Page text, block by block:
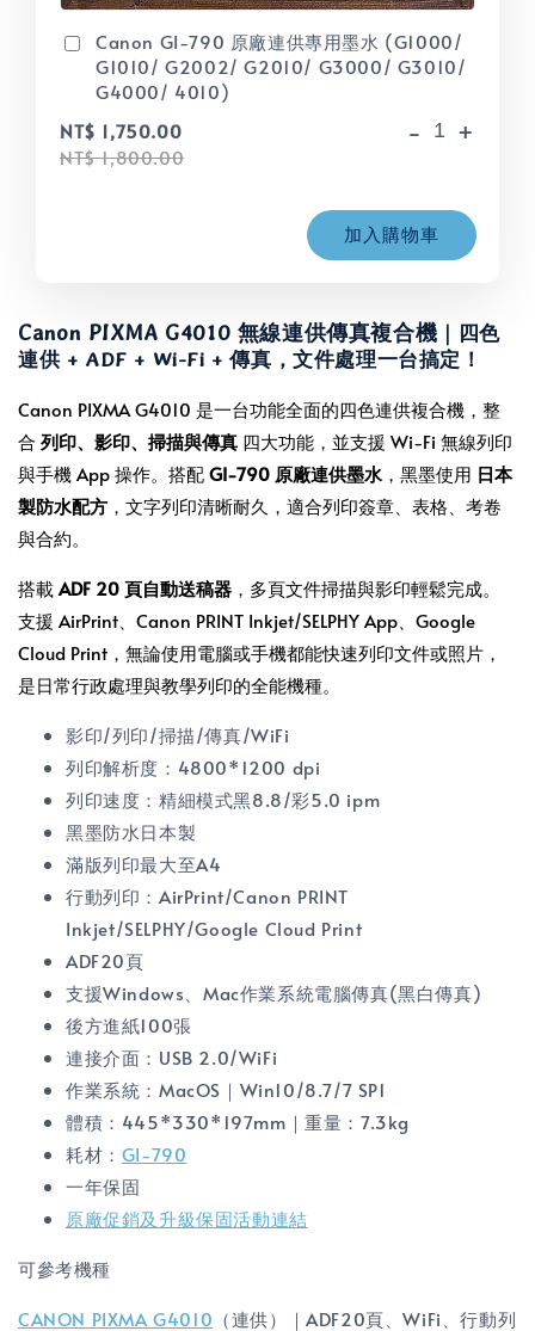
Canon GI-790 原廠連供專用墨水 (G1000/
G1010/ G2002/ G2010/ G3000/ G3010/
G4000/ 4010)
NT$ 1,750.00
NT$ 1,800.00
- +
加入購物車
Canon PIXMA G4010 無線連供傳真複合機 ｜四色
連供 + ADF + Wi-Fi + 傳真，文件處理一台搞定！
Canon PIXMA G4010 是一台功能全面的四色連供複合機，整
合 列印、影印、掃描與傳真 四大功能，並支援 Wi-Fi 無線列印
與手機 App 操作。搭配GI-790 原廠連供墨水 ，黑墨使用 日本
製防水配方 ，文字列印清晰耐久，適合列印簽章、表格、考卷
與合約。
搭載ADF 20 頁自動送稿器 ，多頁文件掃描與影印輕鬆完成。
支援 AirPrint、Canon PRINT Inkjet/SELPHY App、Google
Cloud Print，無論使用電腦或手機都能快速列印文件或照片，
是日常行政處理與教學列印的全能機種。
影印/列印/掃描/傳真/WiFi
列印解析度：4800*1200 dpi
列印速度：精細模式黑8.8/彩5.0 ipm
黑墨防水日本製
滿版列印最大至A4
行動列印：AirPrint/Canon PRINT
Inkjet/SELPHY/Google Cloud Print
ADF20頁
支援Windows、Mac作業系統電腦傳真(黑白傳真)
後方進紙100張
連接介面：USB 2.0/WiFi
作業系統：MacOS｜Win10/8.7/7 SP1
體積：445*330*197mm｜重量：7.3kg
耗材： GI-790
一年保固
原廠促銷及升級保固活動連結
可參考機種
CANON PIXMA G4010 （連供）｜ADF20頁、WiFi、行動列